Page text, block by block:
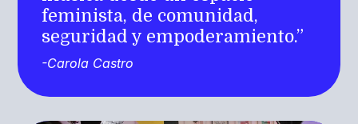
feminista, de comunidad,
seguridad y empoderamiento.”
-Carola Castro